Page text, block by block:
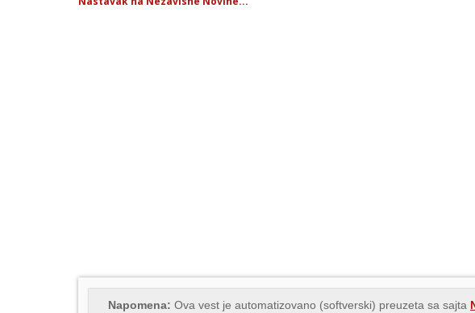
Napomena: Ova vest je automatizovano (softverski) preuzeta sa sajta